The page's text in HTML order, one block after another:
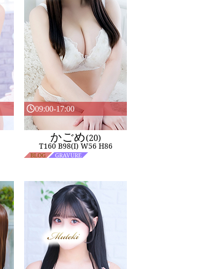
09:00-17:00
かごめ(20)
T160 B98(I) W56 H86
BLOG GRAVURE